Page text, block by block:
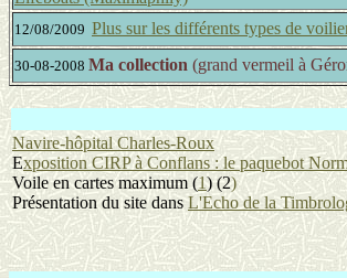
12/08/2009 Plus sur les différents types de
30-08-2008 Ma collection (grand vermeil à
Navire-hôpital Charles-Roux
Exposition CIRP à Conflans : le paquebot
Voile en cartes maximum (1) (2)
Présentation du site dansL'Echo de la